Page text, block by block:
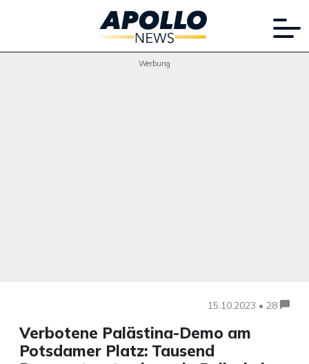
Werbung
15.10.2023 • 28
Verbotene Palästina-Demo am
Potsdamer Platz: Tausend